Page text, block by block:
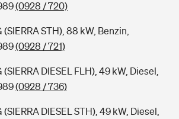
(0928 / 720)
(SIERRA STH), 88 kW, Benzin,
(0928 / 721)
(SIERRA DIESEL FLH), 49 kW, Diesel,
(0928 / 736)
(SIERRA DIESEL STH), 49 kW, Diesel,